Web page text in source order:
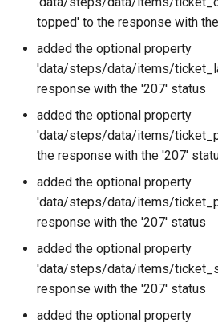
topped' to the response with
added the optional property
'data/steps/data/items/
response with the '207' status
added the optional property
'data/steps/data/items/
the response with the '207'
added the optional property
'data/steps/data/items/
response with the '207' status
added the optional property
'data/steps/data/items/
response with the '207' status
added the optional property